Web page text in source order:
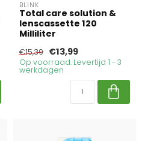
BLINK
Total care solution &
lenscassette 120
Milliliter
€15,39 €13,99
Op voorraad. Levertijd 1 - 3
werkdagen